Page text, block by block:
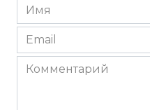
Имя
*
Email
*
Комментарий